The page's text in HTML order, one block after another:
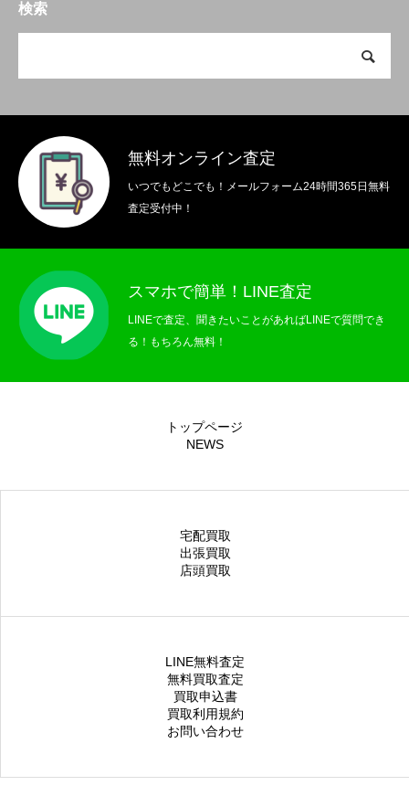
お問い合わせ
検索
無料オンライン査定
いつでもどこでも！メールフォーム24時間365日無料
査定受付中！
スマホで簡単！LINE査定
LINEで査定、聞きたいことがあればLINEで質問でき
る！もちろん無料！
トップページ
NEWS
宅配買取
出張買取
店頭買取
LINE無料査定
無料買取査定
買取申込書
買取利用規約
お問い合わせ